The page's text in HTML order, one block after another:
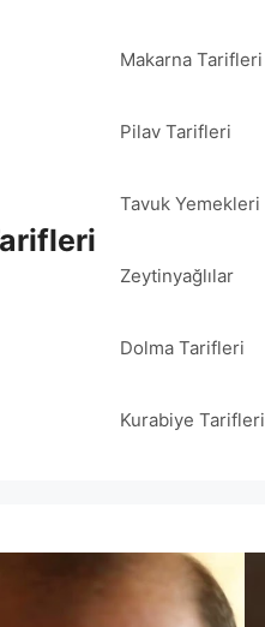
Makarna Tarifleri
Pilav Tarifleri
Tavuk Yemekleri
Zeytinyağlılar
Dolma Tarifleri
Kurabiye Tarifleri